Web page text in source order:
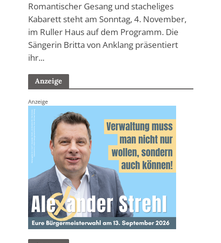
Romantischer Gesang und stacheliges
Kabarett steht am Sonntag, 4. November,
im Ruller Haus auf dem Programm. Die
Sängerin Britta von Anklang präsentiert
ihr...
Anzeige
Anzeige